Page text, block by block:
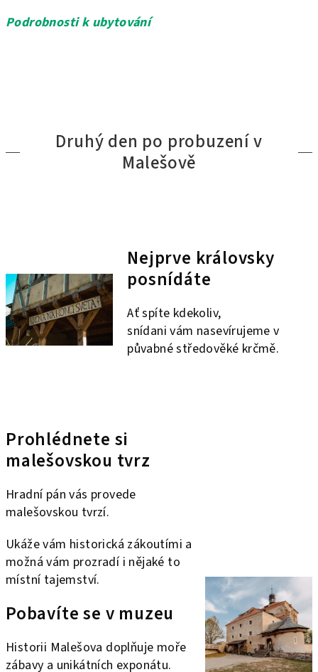
Podrobnosti k ubytování
Druhý den po probuzení v
Malešově
Nejprve královsky
posnídáte
Ať spíte kdekoliv,
snídani vám nasevírujeme v
půvabné středověké krčmě.
Prohlédnete si
malešovskou tvrz
Hradní pán vás provede
malešovskou tvrzí.
Ukáže vám historická zákoutími a
možná vám prozradí i nějaké to
místní tajemství.
Pobavíte se v muzeu
Historii Malešova doplňuje moře
zábavy a unikátních exponátu.